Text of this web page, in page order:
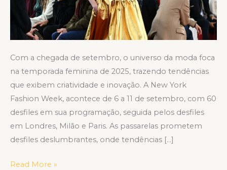
Com a chegada de setembro, o universo da moda foca
na temporada feminina de 2025, trazendo tendências
que exibem criatividade e inovação. A New York
Fashion Week, acontece de 6 a 11 de setembro, com 60
desfiles em sua programação, seguida pelos desfiles
em Londres, Milão e Paris. As passarelas prometem
desfiles deslumbrantes, onde tendências […]
Read More »